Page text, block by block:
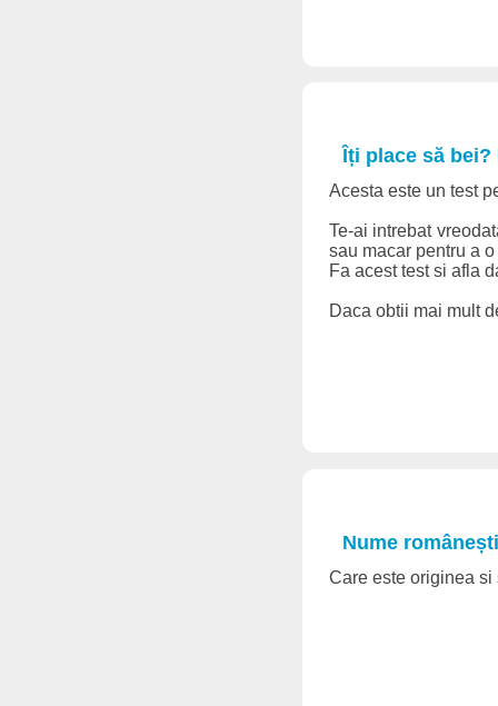
Îți place să
Acesta este un test
Te-ai intrebat
sau macar pentru a
Fa acest test si afla
Daca obtii mai mult
Nume
Care este originea si